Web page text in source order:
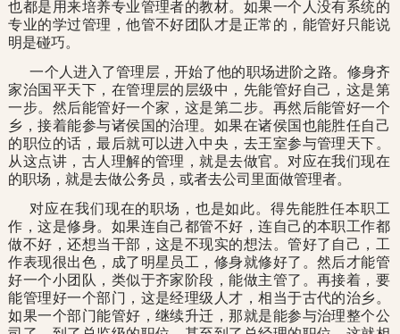
也都是用来培养专业管理者的教材。如果一个人没有系统的
专业的学过管理，他管不好团队才是正常的，能管好只能说
明是碰巧。
一个人进入了管理层，开始了他的职场进阶之路。修身齐
家治国平天下，在管理层的层级中，先能管好自己，这是第
一步。然后能管好一个家，这是第二步。再然后能管好一个
乡，接着能参与诸侯国的治理。如果在诸侯国也能胜任自己
的职位的话，最后就可以进入中央，去王室参与管理天下。
从这点讲，古人理解的管理，就是去做官。对应在我们现在
的职场，就是去做公务员，或者去公司里面做管理者。
对应在我们现在的职场，也是如此。得先能胜任本职工
作，这是修身。如果连自己都管不好，连自己的本职工作都
做不好，还想当干部，这是不现实的想法。管好了自己，工
作表现很出色，成了明星员工，修身就修好了。然后才能管
好一个小团队，类似于齐家阶段，能做主管了。再接着，要
能管理好一个部门，这是经理级人才，相当于古代的治乡。
如果一个部门能管好，继续升迁，那就是能参与治理整个公